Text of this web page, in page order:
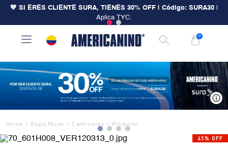
💙 SI ERES CLIENTE SURA, TIENES 30% OFF | Código: SURA30
Aplica TYC.
0
Ropa Mujer Camisetas
45% OFF